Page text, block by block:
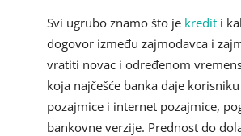
Svi ugrubo znamo što je kredit i
dogovor između zajmodavca i
vratiti novac i određenom
koja najčešće banka daje
pozajmice i internet pozajmice,
bankovne verzije. Prednost do